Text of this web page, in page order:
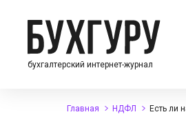
бухгалтерский интернет-журнал
Главная НДФЛ Есть ли